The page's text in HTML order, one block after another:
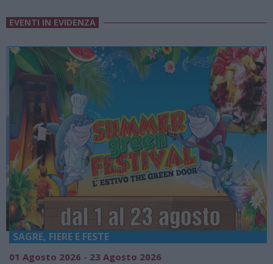
EVENTI IN EVIDENZA
SAGRE, FIERE E FESTE
01 Agosto 2026 - 23 Agosto 2026